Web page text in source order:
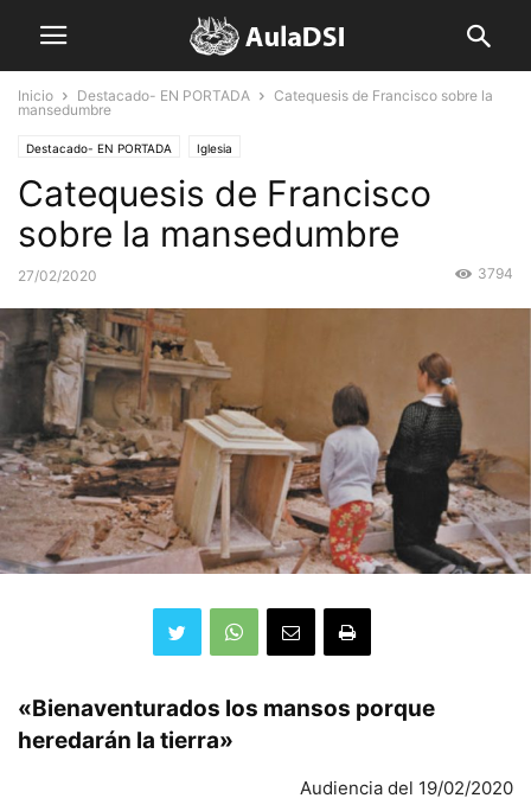
Inicio Destacado- EN PORTADA
Catequesis de Francisco sobre la
mansedumbre
Destacado- EN PORTADA Iglesia
Catequesis de Francisco
sobre la mansedumbre
27/02/2020 3794
«Bienaventurados los mansos porque
heredarán la tierra»
Audiencia del 19/02/2020